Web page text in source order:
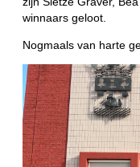
winnaars geloot.
Nogmaals van harte